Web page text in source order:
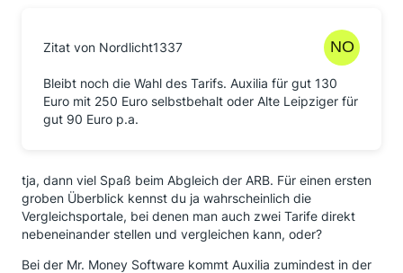
Zitat von Nordlicht1337
Bleibt noch die Wahl des Tarifs. Auxilia für gut 130
Euro mit 250 Euro selbstbehalt oder Alte Leipziger für
gut 90 Euro p.a.
tja, dann viel Spaß beim Abgleich der ARB. Für einen ersten
groben Überblick kennst du ja wahrscheinlich die
Vergleichsportale, bei denen man auch zwei Tarife direkt
nebeneinander stellen und vergleichen kann, oder?
Bei der Mr. Money Software kommt Auxilia zumindest in der